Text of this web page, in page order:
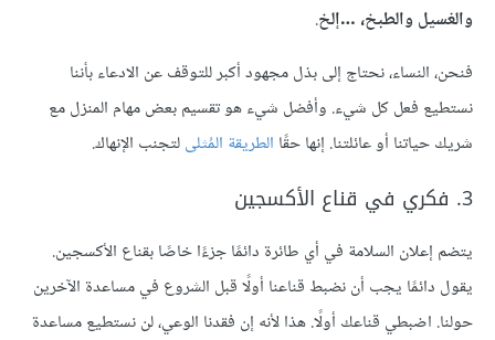
والغسيل والطبخ، …إلخ.
فنحن، النساء، نحتاج إلى بذل مجهود أكبر للتوقف عن الادعاء بأننا
نستطيع فعل كل شيء. وأفضل شيء هو تقسيم بعض مهام المنزل مع
شريك حياتنا أو عائلتنا. إنها حقًا الطريقة المُثلىلتجنب الإنهاك.
3. فكري في قناع الأكسجين
يتضم إعلان السلامة في أي طائرة دائمًا جزءًا خاصًا بقناع الأكسجين.
يقول دائمًا يجب أن نضبط قناعنا أولًا قبل الشروع في مساعدة الآخرين
حولنا. اضبطي قناعك أولًا. هذا لأنه إن فقدنا الوعي، لن نستطيع مساعدة